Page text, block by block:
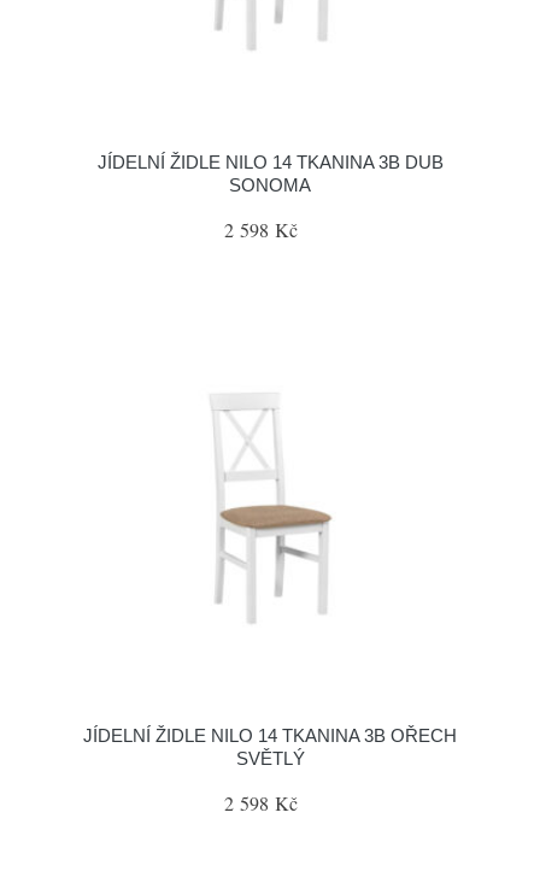
JÍDELNÍ ŽIDLE NILO 14 TKANINA 3B DUB
SONOMA
2 598 Kč
JÍDELNÍ ŽIDLE NILO 14 TKANINA 3B OŘECH
SVĚTLÝ
2 598 Kč